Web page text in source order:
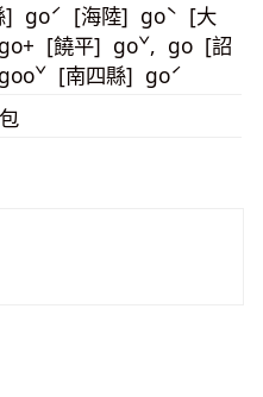
] goˊ [海陸] goˋ [大
[饒平] goˇ, go [詔
[南四縣] goˊ